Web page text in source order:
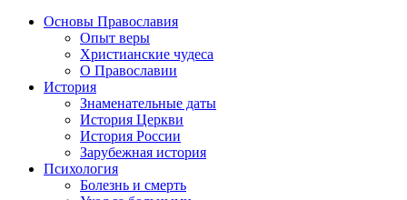
Основы Православия
Опыт веры
Христианские чудеса
О Православии
История
Знаменательные даты
История Церкви
История России
Зарубежная история
Психология
Болезнь и смерть